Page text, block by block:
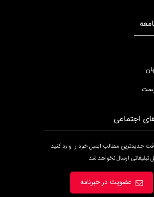
اجتماعی
جدیدترین مطالب ایمیل خود را وارد کنید.
تبلیغاتی ارسال نخواهد شد.
عضویت در خبرنامه